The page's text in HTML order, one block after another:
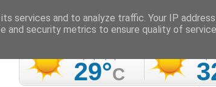
services and to analyze traffic. Your IP
and security metrics to ensure quality of